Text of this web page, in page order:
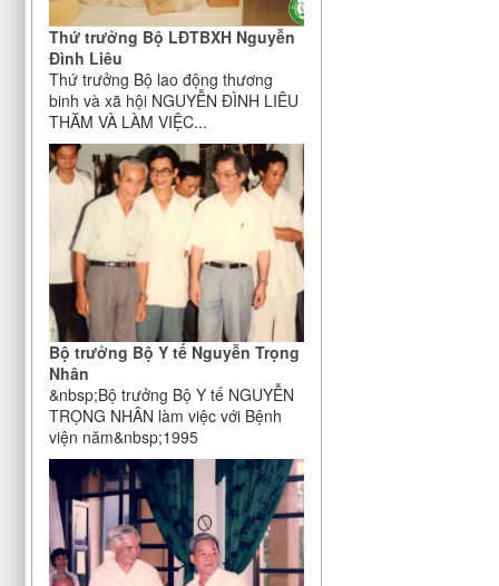
Thứ trưởng Bộ LĐTBXH Nguyễn
Đình Liêu
Thứ trưởng Bộ lao động thương
binh và xã hội NGUYỄN ĐÌNH LIÊU
THĂM VÀ LÀM VIỆC...
Bộ trưởng Bộ Y tế Nguyễn Trọng
Nhân
&nbsp;Bộ trưởng Bộ Y tế NGUYỄN
TRỌNG NHÂN làm việc với Bệnh
viện năm&nbsp;1995